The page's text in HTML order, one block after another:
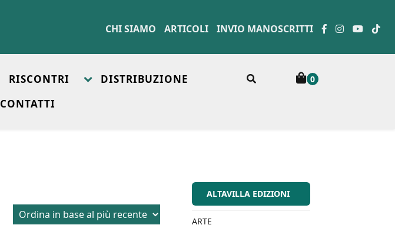
CHI SIAMO ARTICOLI INVIO MANOSCRITTI
RISCONTRI
DISTRIBUZIONE
CONTATTI
0
ALTAVILLA EDIZIONI
ARTE